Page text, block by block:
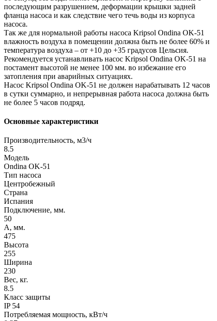
последующим разрушением, деформации крышки задней
фланца насоса и как следствие чего течь воды из корпуса
насоса.
Так же для нормальной работы насоса Kripsol Ondina ОK-51
влажность воздуха в помещении должна быть не более 60% и
температура воздуха – от +10 до +35 градусов Цельсия.
Рекомендуется устанавливать насос Kripsol Ondina ОK-51 на
постамент высотой не менее 100 мм. во избежание его
затопления при аварийных ситуациях.
Насос Kripsol Ondina ОK-51 не должен нарабатывать 12 часов
в сутки суммарно, и непрерывная работа насоса должна быть
не более 5 часов подряд.
Основные характеристики
Производительность, м3/ч
8.5
Модель
Ondina ОK-51
Тип насоса
Центробежный
Страна
Испания
Подключение, мм.
50
A, мм.
475
Высота
255
Ширина
230
Вес, кг.
8.5
Класс защиты
IP 54
Потребляемая мощность, кВт/ч